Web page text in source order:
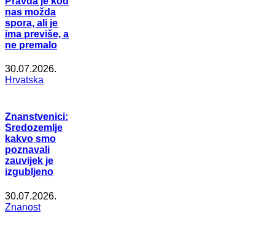
nas možda
spora, ali je
ima previše, a
ne premalo
30.07.2026.
Hrvatska
Znanstvenici:
Sredozemlje
kakvo smo
poznavali
zauvijek je
izgubljeno
30.07.2026.
Znanost